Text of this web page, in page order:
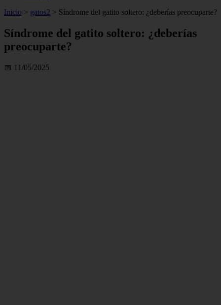
Inicio > gatos2 > Síndrome del gatito soltero: ¿deberías preocuparte?
Síndrome del gatito soltero: ¿deberías
preocuparte?
📅 11/05/2025